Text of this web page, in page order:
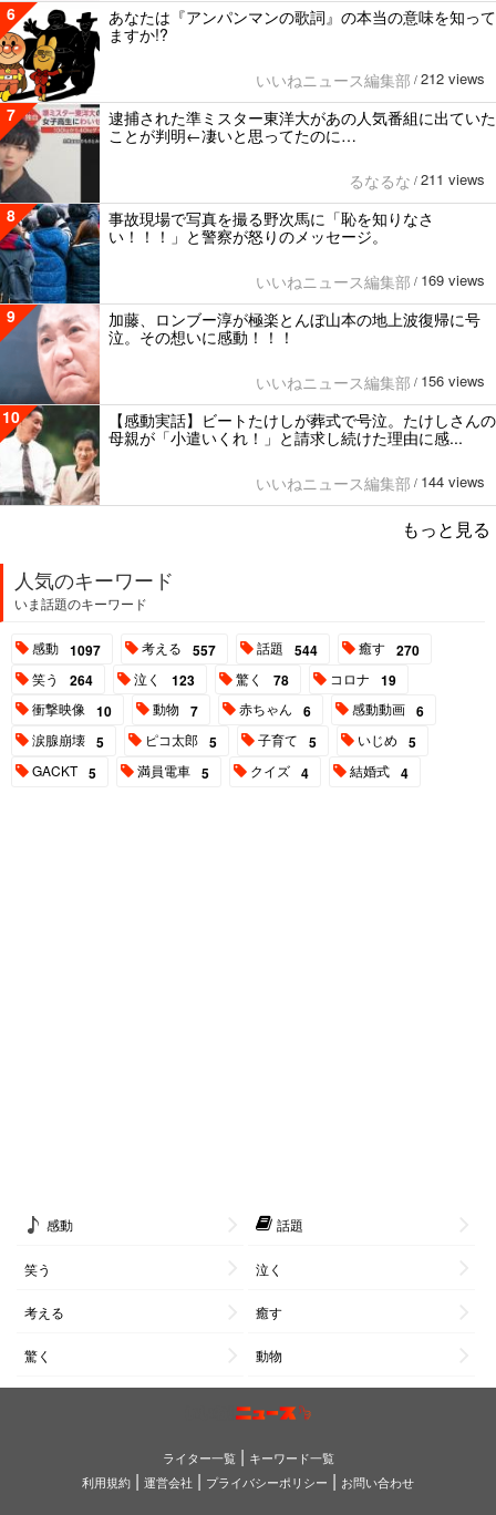
6
あなたは『アンパンマンの歌詞』の本当の意味を知って
ますか!?
いいねニュース編集部 / 212 views
7
逮捕された準ミスター東洋大があの人気番組に出ていた
ことが判明←凄いと思ってたのに…
るなるな / 211 views
8
事故現場で写真を撮る野次馬に「恥を知りなさ
い！！！」と警察が怒りのメッセージ。
いいねニュース編集部 / 169 views
9
加藤、ロンブー淳が極楽とんぼ山本の地上波復帰に号
泣。その想いに感動！！！
いいねニュース編集部 / 156 views
10
【感動実話】ビートたけしが葬式で号泣。たけしさんの
母親が「小遣いくれ！」と請求し続けた理由に感...
いいねニュース編集部 / 144 views
もっと見る
人気のキーワード
いま話題のキーワード
感動 1097 考える 557 話題 544 癒す 270
笑う 264 泣く 123 驚く 78 コロナ 19
衝撃映像 10 動物 7 赤ちゃん 6 感動動画 6
涙腺崩壊 5 ピコ太郎 5 子育て 5 いじめ 5
GACKT 5 満員電車 5 クイズ 4 結婚式 4
感動 話題
笑う 泣く
考える 癒す
驚く 動物
ライター一覧| キーワード一覧
利用規約 | 運営会社 | プライバシーポリシー | お問い合わせ